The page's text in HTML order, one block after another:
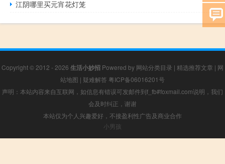
江阴哪里买元宵花灯笼
Copyright © 2012 - 2026 生活小妙招 Powered by 网站分类目录 | 精选推荐文章 | 网
站地图 | 疑难解答 粤ICP备06016201号
声明：本站内容来自互联网，如信息有错误可发邮件到f_fb#foxmail.com说明，我们
会及时纠正，谢谢
本站仅为个人兴趣爱好，不接盈利性广告及商业合作
小男孩